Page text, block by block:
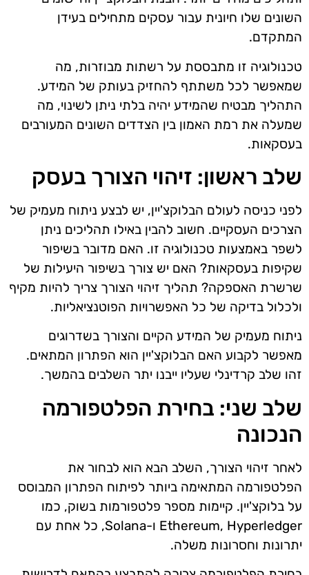
השונים שלו חיונית עבור עסקים מתחילים בעידן
המתקדם.
טכנולוגיה זו מתבססת על רשתות מבוזרות, מה
שמאפשר לכל משתתף להחזיק בעותק של המידע.
התהליך מבטיח שהמידע יהיה בלתי ניתן לשינוי, מה
שמעלה את רמת האמון בין הצדדים השונים המעורבים
בעסקאות.
שלב ראשון: זיהוי הצורך בעסק
לפני כניסה לעולם הבלוקצ'יין, יש לבצע ניתוח מעמיק של
הצרכים העסקיים. חשוב להבין באילו תהליכים ניתן
לשפר באמצעות טכנולוגיה זו. האם מדובר בשיפור
שקיפות בעסקאות? האם יש צורך בשיפור היעילות של
שרשרת האספקה? תהליך זיהוי הצורך צריך להיות מקיף
ולכלול בדיקה של כל האפשרויות הפוטנציאליות.
ניתוח מעמיק של המידע הקיים והצורך בשדרוגים
מאפשר לקבוע האם הבלוקצ'יין הוא הפתרון המתאים.
זהו שלב קרדינלי שעליו ייבנו יתר השלבים בהמשך.
שלב שני: בחירת הפלטפורמה
הנכונה
לאחר זיהוי הצורך, השלב הבא הוא לבחור את
הפלטפורמה המתאימה ביותר לפיתוח הפתרון המבוסס
על בלוקצ'יין. קיימות מספר פלטפורמות בשוק, כמו
Ethereum, Hyperledger ו-Solana, כל אחת עם
יתרונות וחסרונות משלה.